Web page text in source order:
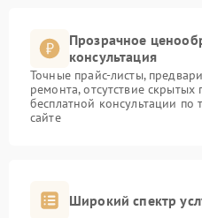
Прозрачное
консультация
Точные прайс-листы,
ремонта, отсутствие
бесплатной консультации
сайте
Широкий спектр